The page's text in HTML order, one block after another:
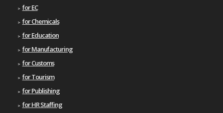
for EC
for Chemicals
for Education
for Manufacturing
for Customs
for Tourism
for Publishing
for HR Staffing